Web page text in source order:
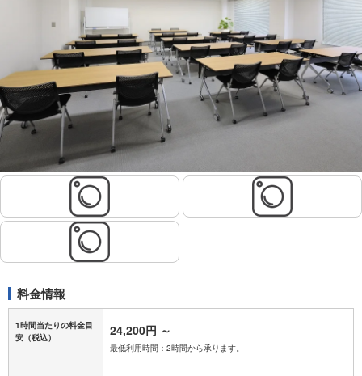
料金情報
1時間当たりの料金目
安 （税込） 24,200円 ～
最低利用時間：2時間から承ります。